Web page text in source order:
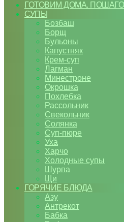
ГОТОВИМ ДОМА.
СУПЫ
Бозбаш
Борщ
Бульоны
Капустняк
Крем-суп
Лагман
Минестроне
Окрошка
Похлебка
Рассольник
Свекольник
Солянка
Суп-пюре
Уха
Харчо
Холодные супы
Шурпа
Щи
ГОРЯЧИЕ БЛЮДА
Азу
Антрекот
Бабка